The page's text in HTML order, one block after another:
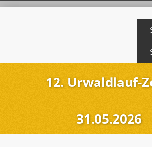
12. Urwaldlauf-
31.05.2026